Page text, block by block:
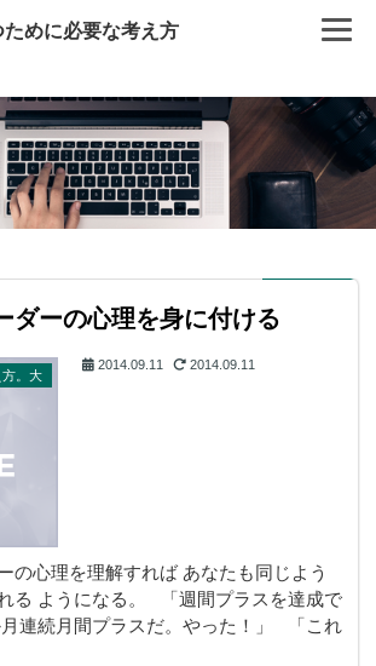
ために必要な考え方
ダーの心理を身に付ける
方。大
2014.09.11 2014.09.11
の心理を理解すれば あなたも同じよう
る ようになる。 「週間プラスを達成で
連続月間プラスだ。やった！」 「これ